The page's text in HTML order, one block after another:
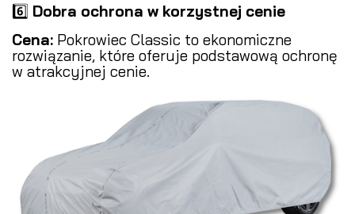
6️⃣ Dobra ochrona w korzystnej cenie
Cena: Pokrowiec Classic to ekonomiczne
rozwiązanie, które oferuje podstawową ochronę
w atrakcyjnej cenie.